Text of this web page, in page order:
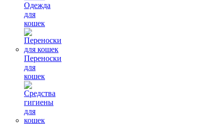
Одежда
для
кошек
Переноски
для
кошек